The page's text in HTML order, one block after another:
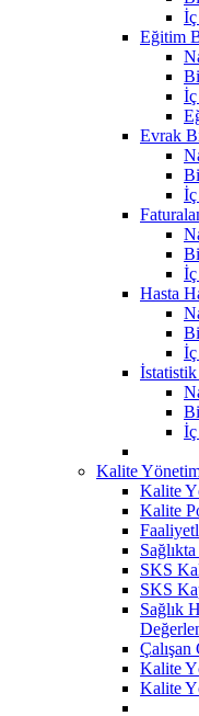
İç
Eğitim
İç
Evrak
İç
İç
Hasta
İç
İç
Kalite
Kalite
Kalite
SKS
SKS
Sağlık
Kalite
Kalite